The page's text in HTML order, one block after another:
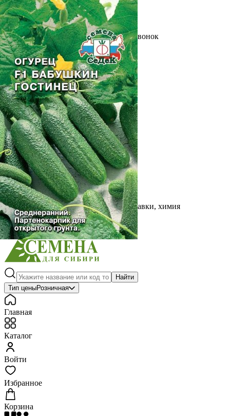
Выберите город
Обратный звонокЗаказать обратный звонок
Каталог
Семена
Грунты
Газонные травы, сидераты
Горшки, рассадники, аксессуары
Посадочный материал
Садовый инструмент, инвентарь
Консервирование
Средства защиты, удобрения, добавки, химия
Обустройство сада, декор
Найти
Тип ценыРозничная
Главная
Каталог
Войти
Избранное
Корзина